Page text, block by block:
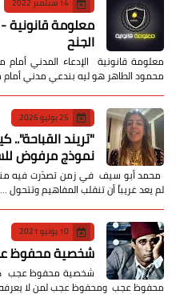
معلومة قانونية
الجنح
معلومة قانونية الإدعاء المدني
محمود الطاهر هو ليه بندعي مدني
25 يوليو 2026
​"تريند
نموذج مرفوض
محمد أبو سيف ​في زمن تصدّرت فيه
لم يعد غريباً أن تنقلب المفاهيم وتتحول …
10 يونيو 2021
شخصية محفوظ
شخصية محفوظ عجب
محفوظ عجب ومحفوظ عجب لمن لا يعرفه